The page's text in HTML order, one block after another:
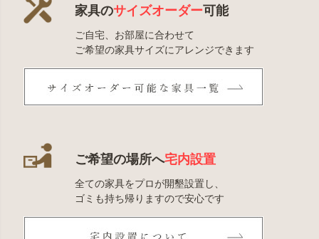
家具のサイズオーダー可能
ご自宅、お部屋に合わせて
ご希望の家具サイズにアレンジできます
ご希望の場所へ宅内設置
全ての家具をプロが開墾設置し、
ゴミも持ち帰りますので安心です